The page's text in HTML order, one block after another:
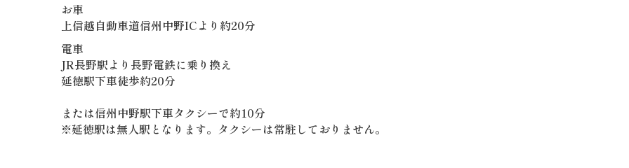
お車
上信越自動車道信州中野ICより約20分
電車
JR長野駅より長野電鉄に乗り換え
延徳駅下車徒歩約20分
または信州中野駅下車タクシーで約10分
※延徳駅は無人駅となります。タクシーは常駐しておりません。